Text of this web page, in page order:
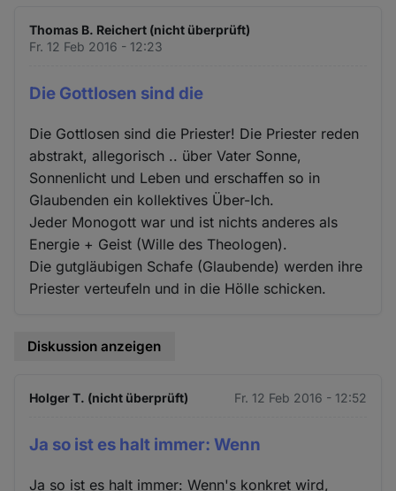
Thomas B. Reichert (nicht überprüft)
Fr. 12 Feb 2016 - 12:23
Die Gottlosen sind die
Die Gottlosen sind die Priester! Die Priester reden
abstrakt, allegorisch .. über Vater Sonne,
Sonnenlicht und Leben und erschaffen so in
Glaubenden ein kollektives Über-Ich.
Jeder Monogott war und ist nichts anderes als
Energie + Geist (Wille des Theologen).
Die gutgläubigen Schafe (Glaubende) werden ihre
Priester verteufeln und in die Hölle schicken.
Diskussion anzeigen
Holger T. (nicht überprüft) Fr. 12 Feb 2016 - 12:52
Ja so ist es halt immer: Wenn
Ja so ist es halt immer: Wenn's konkret wird,